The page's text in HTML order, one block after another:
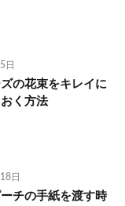
日
の花束をキレイに
く方法
日
チの手紙を渡す時